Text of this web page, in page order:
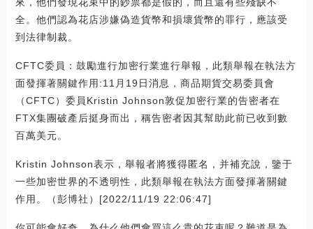
全。他們認為花店涉嫌偽造貨幣和損壞貨幣的罪行，應該受
到法律制裁。
CFTC委員：鼓勵進行加密行業進行舉報，此類舉報在執法方
面發揮著關鍵作用:11月19日消息，商品期貨交易委員會
（CFTC）委員Kristin Johnson敦促加密行業的告密者在
FTX集團破產后挺身而出，稱告密者因其幫助此前已收到數
百萬美元。
Kristin Johnson表示，舉報者將獲得匿名，并補充說，鑒于
一些加密世界的不透明性，此類舉報在執法方面發揮著關鍵
作用。（彭博社）[2022/11/19 22:06:47]